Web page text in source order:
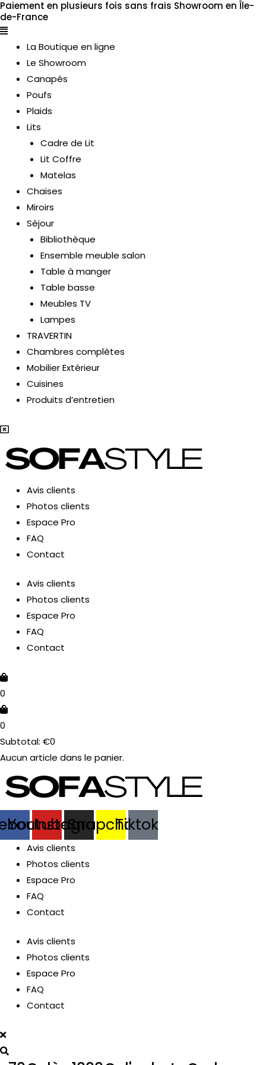
Aller
au
Paiement en plusieurs fois sans frais Showroom en Île-
de-France
Flyout
Menu
La Boutique en ligne
Le Showroom
Canapés
Poufs
Plaids
Lits
Cadre de Lit
Lit Coffre
Matelas
Chaises
Miroirs
Séjour
Bibliothèque
Ensemble meuble salon
Table à manger
Table basse
Meubles TV
Lampes
TRAVERTIN
Chambres complètes
Mobilier Extérieur
Cuisines
Produits d’entretien
Avis clients
Photos clients
Espace Pro
FAQ
Contact
Avis clients
Photos clients
Espace Pro
FAQ
Contact
0
0
Subtotal: €0
Aucun article dans le panier.
Youtube
Instagram
Snapchat
Tiktok
Avis clients
Photos clients
Espace Pro
FAQ
Contact
Avis clients
Photos clients
Espace Pro
FAQ
Contact